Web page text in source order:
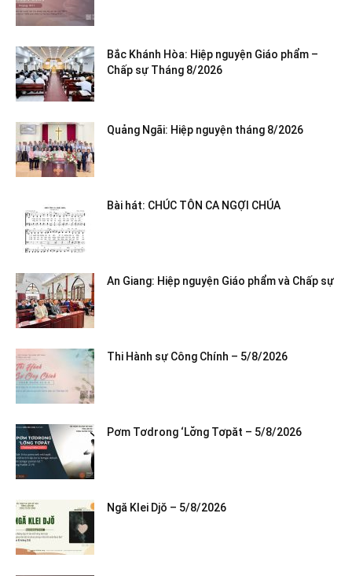
Bắc Khánh Hòa: Hiệp nguyện Giáo phẩm –
Chấp sự Tháng 8/2026
Quảng Ngãi: Hiệp nguyện tháng 8/2026
Bài hát: CHÚC TÔN CA NGỢI CHÚA
An Giang: Hiệp nguyện Giáo phẩm và Chấp sự
Thi Hành sự Công Chính – 5/8/2026
Pơm Tơdrong ‘Lơ̆ng Tơpăt – 5/8/2026
Ngă Klei Djŏ – 5/8/2026